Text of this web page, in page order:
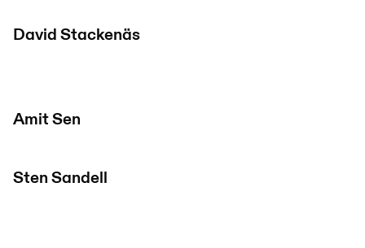
David Stackenäs
Amit Sen
Sten Sandell